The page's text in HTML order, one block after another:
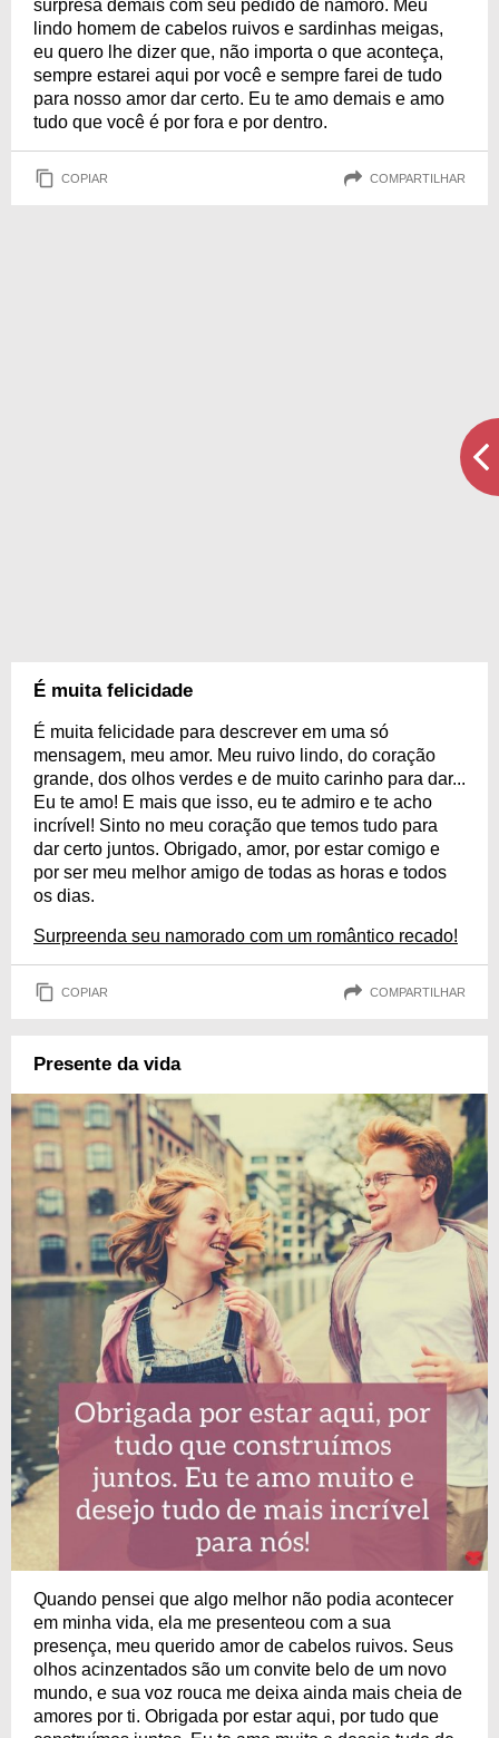
surpresa demais com seu pedido de namoro. Meu
lindo homem de cabelos ruivos e sardinhas meigas,
eu quero lhe dizer que, não importa o que aconteça,
sempre estarei aqui por você e sempre farei de tudo
para nosso amor dar certo. Eu te amo demais e amo
tudo que você é por fora e por dentro.
COPIAR COMPARTILHAR
É muita felicidade
É muita felicidade para descrever em uma só
mensagem, meu amor. Meu ruivo lindo, do coração
grande, dos olhos verdes e de muito carinho para dar...
Eu te amo! E mais que isso, eu te admiro e te acho
incrível! Sinto no meu coração que temos tudo para
dar certo juntos. Obrigado, amor, por estar comigo e
por ser meu melhor amigo de todas as horas e todos
os dias.
Surpreenda seu namorado com um romântico recado!
COPIAR COMPARTILHAR
Presente da vida
Quando pensei que algo melhor não podia acontecer
em minha vida, ela me presenteou com a sua
presença, meu querido amor de cabelos ruivos. Seus
olhos acinzentados são um convite belo de um novo
mundo, e sua voz rouca me deixa ainda mais cheia de
amores por ti. Obrigada por estar aqui, por tudo que